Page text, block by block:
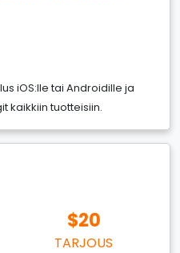
iOS:lle tai Androidille ja
kaikkiin tuotteisiin.
$20
TARJOUS